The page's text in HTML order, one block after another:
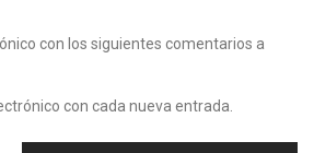
con los siguientes comentarios a
con cada nueva entrada.